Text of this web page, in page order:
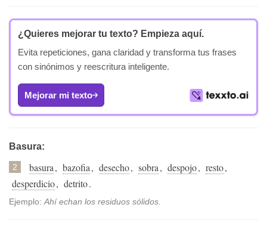
¿Quieres mejorar tu texto? Empieza aquí.
Evita repeticiones, gana claridad y transforma tus frases
con sinónimos y reescritura inteligente.
Mejorar mi texto
Basura:
2 basura, bazofia, desecho, sobra, despojo, resto,
desperdicio, detrito.
Ejemplo: Ahí echan los residuos sólidos.